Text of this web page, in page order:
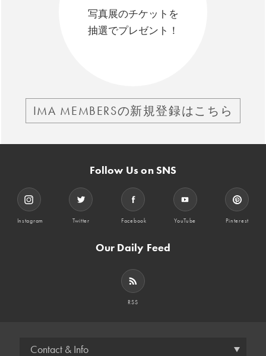
写真展のチケットを
抽選でプレゼント！
IMA MEMBERSの新規登録はこちら
Follow Us on SNS
Instagram Twitter Facebook YouTube Pinterest
Our Daily Feed
RSS
Contact & Info